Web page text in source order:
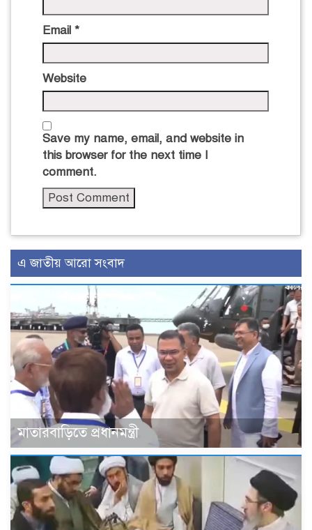
Email *
Website
Save my name, email, and website in
this browser for the next time I
comment.
এ জাতীয় আরো সংবাদ
মাতারবাড়িতে প্রধানমন্ত্রী